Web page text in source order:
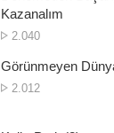
Kazanalım
Gösterim
2.040
Görünmeyen
Gösterim
2.012